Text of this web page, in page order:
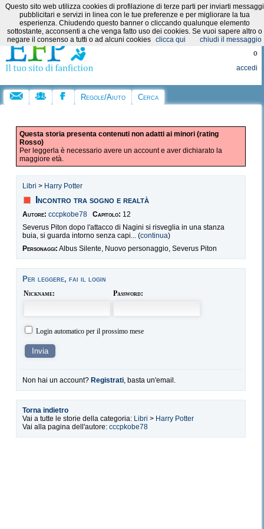
Categorie:
Registrati
o
accedi
Regole/Aiuto Cerca
Questa storia presenta contenuti non adatti ai minori (rating
Rosso)
Per leggerla è necessario avere un account e aver dichiarato la
maggiore età.
Libri > Harry Potter
Incontro tra sogno e realtà
Autore: cccpkobe78 Capitolo: 12
Severus Piton dopo l'attacco di Nagini si risveglia in una stanza
buia, si guarda intorno senza capi... (continua)
Personaggi: Albus Silente, Nuovo personaggio, Severus Piton
Per leggere, fai il login
Nickname: Password:
Login automatico per il prossimo mese
Non hai un account? Registrati, basta un'email.
Torna indietro
Vai a tutte le storie della categoria: Libri > Harry Potter
Vai alla pagina dell'autore: cccpkobe78
Questo sito web utilizza cookies di profilazione di terze parti per inviarti messaggi
pubblicitari e servizi in linea con le tue preferenze e per migliorare la tua
esperienza. Chiudendo questo banner o cliccando qualunque elemento
sottostante, acconsenti a che venga fatto uso dei cookies. Se vuoi sapere altro o
negare il consenso a tutti o ad alcuni cookies clicca qui chiudi il messaggio